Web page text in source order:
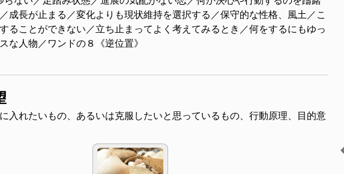
成長が止まる／変化よりも現状維持を選択する／保守的な性格、風土／こ
ることができない／立ち止まってよく考えてみるとき／何をするにもゆっ
な人物／ワンドの８《逆位置》
入れたいもの、あるいは克服したいと思っているもの、行動原理、目的意